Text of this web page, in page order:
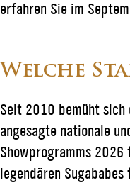
erfahren Sie im
Welche
Seit 2010 bemüht sich
angesagte nationale
Showprogramms
legendären